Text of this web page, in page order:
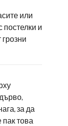
или
постелки и
за да
пак това